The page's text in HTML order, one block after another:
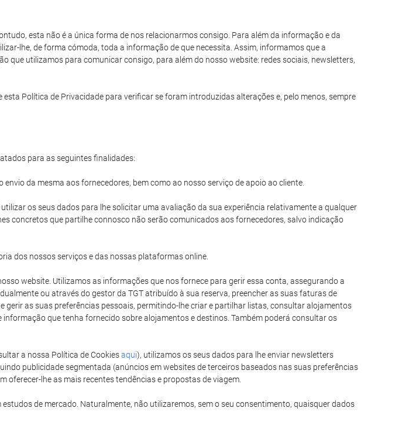
esta não é a única forma de nos relacionarmos consigo. Para além da informação e da
lhe, de forma cómoda, toda a informação de que necessita. Assim, informamos que a
que utilizamos para comunicar consigo, para além do nosso website: redes sociais, newsletters,
Política de Privacidade para verificar se foram introduzidas alterações e, pelo menos, sempre
para as seguintes finalidades:
da mesma aos fornecedores, bem como ao nosso serviço de apoio ao cliente.
os seus dados para lhe solicitar uma avaliação da sua experiência relativamente a qualquer
concretos que partilhe connosco não serão comunicados aos fornecedores, salvo indicação
dos nossos serviços e das nossas plataformas online.
website. Utilizamos as informações que nos fornece para gerir essa conta, assegurando a
ou através do gestor da TGT atribuído à sua reserva, preencher as suas faturas de
as suas preferências pessoais, permitindo-lhe criar e partilhar listas, consultar alojamentos
que tenha fornecido sobre alojamentos e destinos. Também poderá consultar os
a nossa Política de Cookiesaqui), utilizamos os seus dados para lhe enviar newsletters
publicidade segmentada (anúncios em websites de terceiros baseados nas suas preferências
oferecer-lhe as mais recentes tendências e propostas de viagem.
de mercado. Naturalmente, não utilizaremos, sem o seu consentimento, quaisquer dados